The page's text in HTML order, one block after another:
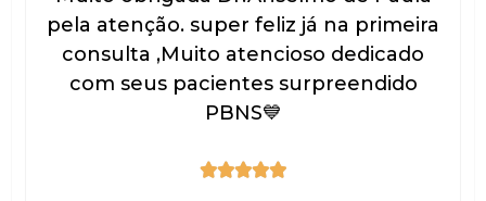
pela atenção. super feliz já na primeira
consulta ,Muito atencioso dedicado
com seus pacientes surpreendido
PBNS💙
